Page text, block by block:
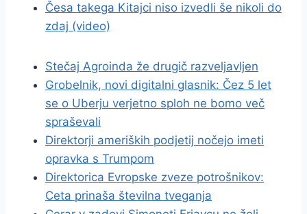
Česa takega Kitajci niso izvedli še nikoli do
zdaj (video)
Stečaj Agroinda že drugič razveljavljen
Grobelnik, novi digitalni glasnik: Čez 5 let
se o Uberju verjetno sploh ne bomo več
spraševali
Direktorji ameriških podjetij nočejo imeti
opravka s Trumpom
Direktorica Evropske zveze potrošnikov:
Ceta prinaša številna tveganja